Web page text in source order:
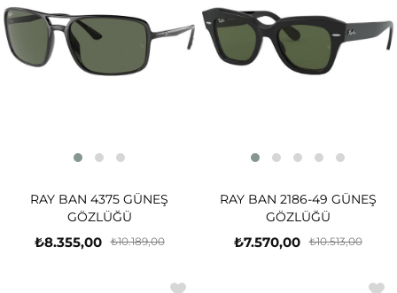
RAY BAN 4375 GÜNEŞ
GÖZLÜĞÜ
₺8.355,00 ₺10.189,00
RAY BAN 2186-49 GÜNEŞ
GÖZLÜĞÜ
₺7.570,00 ₺10.513,00